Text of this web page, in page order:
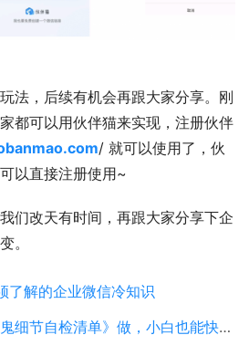
法，后续有机会再跟大家分享。刚
都可以用伙伴猫来实现，注册伙伴
/ 就可以使用了，伙
以直接注册使用~
们改天有时间，再跟大家分享下企
。
了解的企业微信冷知识
清单》做，小白也能快速打造出刷爆朋友圈的裂变活动！